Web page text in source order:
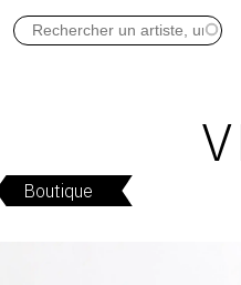
ARCHIVES DES
LEXIQUE
Boutique